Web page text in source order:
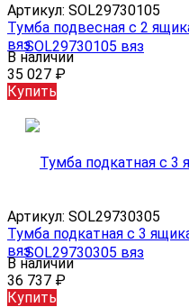
Артикул: SOL29730105
Тумба подвесная с 2
вяз
В наличии
35 027 ₽
Купить
Артикул: SOL29730305
Тумба подкатная с 3
вяз
В наличии
36 737 ₽
Купить